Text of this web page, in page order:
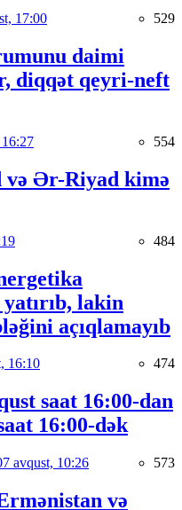
17:00 529
daimi
diqqət qeyri-neft
554
və Ər-Riyad kimə
484
lakin
açıqlamayıb
16:10 474
saat 16:00-dan
16:00-dək
avqust, 10:26 573
və